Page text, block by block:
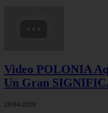
Video POLONIA
Un Gran
29/04/2026